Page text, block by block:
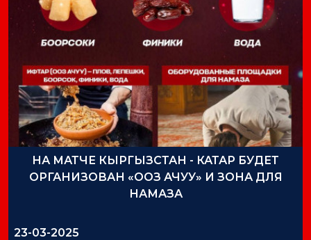
НА МАТЧЕ КЫРГЫЗСТАН - КАТАР БУДЕТ
ОРГАНИЗОВАН «ООЗ АЧУУ» И ЗОНА ДЛЯ
НАМАЗА
23-03-2025